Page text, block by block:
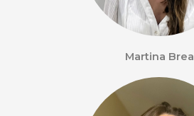
Martina Brea